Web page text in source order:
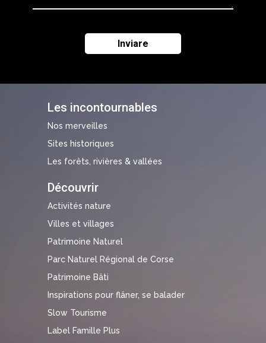
Les incontournables
Nos merveilles
Sites historiques
Les forêts, rivières & vallées
Découvrir
Activités nature
Villes et villages
Patrimoine Naturel
Parc Naturel Régional de Corse
Patrimoine Bâti
Inspirations pour flâner, se balader
Slow Tourisme
Label Famille Plus